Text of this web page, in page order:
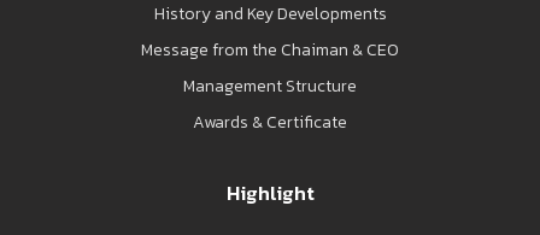
History and Key Developments
Message from the Chaiman & CEO
Management Structure
Awards & Certificate
Highlight